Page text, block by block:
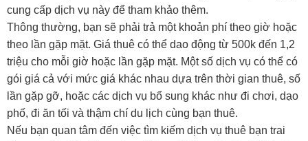
cung cấp dịch vụ này để tham khảo thêm.
Thông thường, bạn sẽ phải trả một khoản phí theo giờ hoặc
theo lần gặp mặt. Giá thuê có thể dao động từ 500k đến 1,2
triệu cho mỗi giờ hoặc lần gặp mặt. Một số dịch vụ có thể có
gói giá cả với mức giá khác nhau dựa trên thời gian thuê, số
lần gặp gỡ, hoặc các dịch vụ bổ sung khác như đi chơi, dạo
phố, đi ăn tối và thậm chí du lịch cùng bạn thuê.
Nếu bạn quan tâm đến việc tìm kiếm dịch vụ thuê bạn trai